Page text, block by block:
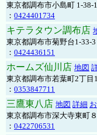
東京都調布市小島町 1-38-
： 0424401734
キテラタウン調布店
東京都調布市菊野台1-
： 0424436151
ホームズ仙川店 地図
東京都調布市若葉町2丁目
： 0353847711
三鷹東八店 地図 詳細
東京都調布市深大寺東町
： 0422706531